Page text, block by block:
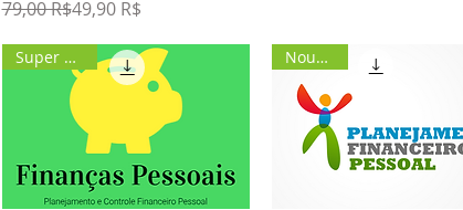
Prix original
79,00 R$
Prix promotionnel
49,90 R$
Super Offre Nouvelle